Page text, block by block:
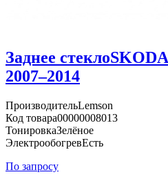
Заднее стекло
2007–2014
ПроизводительLemson
Код товара00000008013
ТонировкаЗелёное
ЭлектрообогревЕсть
По запросу